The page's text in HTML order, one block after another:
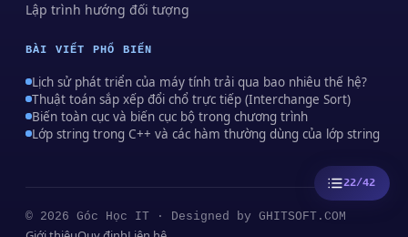
Lập trình hướng đối tượng
BÀI VIẾT PHỔ BIẾN
Lịch sử phát triển của máy tính trải qua bao nhiêu thế hệ?
Thuật toán sắp xếp đổi chổ trực tiếp (Interchange Sort)
Biến toàn cục và biến cục bộ trong chương trình
Lớp string trong C++ và các hàm thường dùng của lớp string
© 2026 Góc Học IT · Designed by GHITSOFT.COM
22/42